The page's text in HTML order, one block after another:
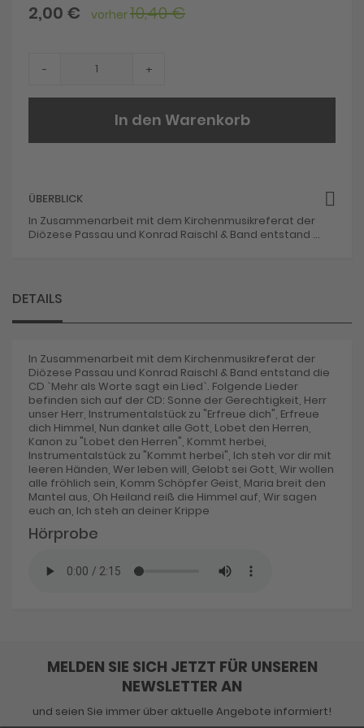
beginning
of
Sonderangebot
2,00 € vorher10,40 €
- +
In den Warenkorb
ÜBERBLICK
In Zusammenarbeit mit dem Kirchenmusikreferat der
Diözese Passau und Konrad Raischl & Band entstand ...
DETAILS
In Zusammenarbeit mit dem Kirchenmusikreferat der
Diözese Passau und Konrad Raischl & Band entstand die
CD `Mehr als Worte sagt ein Lied`. Folgende Lieder
befinden sich auf der CD: Sonne der Gerechtigkeit, Herr
unser Herr, Instrumentalstück zu "Erfreue dich", Erfreue
dich Himmel, Nun danket alle Gott, Lobet den Herren,
Kanon zu "Lobet den Herren", Kommt herbei,
Instrumentalstück zu "Kommt herbei", Ich steh vor dir mit
leeren Händen, Wer leben will, Gelobt sei Gott, Wir wollen
alle fröhlich sein, Komm Schöpfer Geist, Maria breit den
Mantel aus, Oh Heiland reiß die Himmel auf, Wir sagen
euch an, Ich steh an deiner Krippe
Hörprobe
MELDEN SIE SICH JETZT FÜR UNSEREN
NEWSLETTER AN
und seien Sie immer über aktuelle Angebote informiert!